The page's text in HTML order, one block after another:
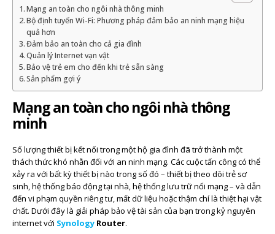
Mạng an toàn cho ngôi nhà thông minh
Bộ định tuyến Wi-Fi: Phương pháp đảm bảo an ninh mạng hiệu
quả hơn
Đảm bảo an toàn cho cả gia đình
Quản lý Internet vạn vật
Bảo vệ trẻ em cho đến khi trẻ sẵn sàng
Sản phẩm gợi ý
Mạng an toàn cho ngôi nhà thông
minh
Số lượng thiết bị kết nối trong một hộ gia đình đã trở thành một
thách thức khó nhằn đối với an ninh mạng. Các cuộc tấn công có thể
xảy ra với bất kỳ thiết bị nào trong số đó – thiết bị theo dõi trẻ sơ
sinh, hệ thống báo động tại nhà, hệ thống lưu trữ nối mạng – và dẫn
đến vi phạm quyền riêng tư, mất dữ liệu hoặc thậm chí là thiệt hại vật
chất. Dưới đây là giải pháp bảo vệ tài sản của bạn trong kỷ nguyên
internet với Synology Router.